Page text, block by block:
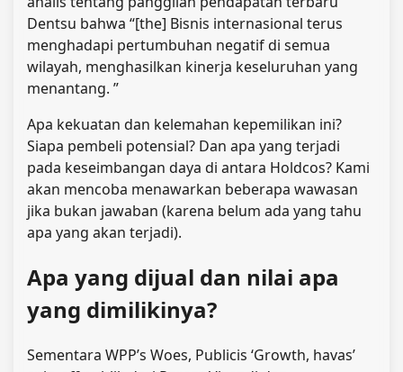
Dentsu bahwa “[the] Bisnis internasional terus
menghadapi pertumbuhan negatif di semua
wilayah, menghasilkan kinerja keseluruhan yang
menantang. ”
Apa kekuatan dan kelemahan kepemilikan ini?
Siapa pembeli potensial? Dan apa yang terjadi
pada keseimbangan daya di antara Holdcos? Kami
akan mencoba menawarkan beberapa wawasan
jika bukan jawaban (karena belum ada yang tahu
apa yang akan terjadi).
Apa yang dijual dan nilai apa
yang dimilikinya?
Sementara WPP’s Woes, Publicis ‘Growth, havas’